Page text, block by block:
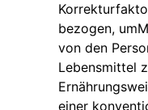
bezogen,
von den
Lebensmittel
einer